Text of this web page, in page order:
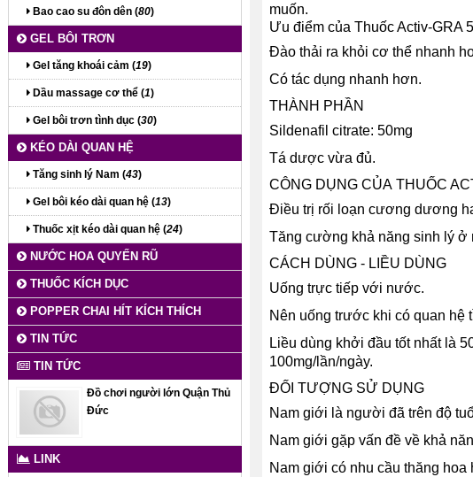
muốn.
Ưu điểm của Thuốc Activ-GRA
Đào thải ra khỏi cơ thể nhanh
Có tác dụng nhanh hơn.
THÀNH PHẦN
Sildenafil citrate: 50mg
Tá dược vừa đủ.
CÔNG DỤNG CỦA THUỐC
Điều trị rối loạn cương dương
Tăng cường khả năng sinh lý ở
CÁCH DÙNG - LIỀU DÙNG
Uống trực tiếp với nước.
Nên uống trước khi có quan hệ
Liều dùng khởi đầu tốt nhất là
100mg/lần/ngày.
ĐỐI TƯỢNG SỬ DỤNG
Nam giới là người đã trên độ
Nam giới gặp vấn đề về khả
Nam giới có nhu cầu thăng
Bao cao su đôn dên (80)
GEL BÔI TRƠN
Gel tăng khoái cảm (19)
Dầu massage cơ thể (1)
Gel bôi trơn tình dục (30)
KÉO DÀI QUAN HỆ
Tăng sinh lý Nam (43)
Gel bôi kéo dài quan hệ (13)
Thuốc xịt kéo dài quan hệ (24)
NƯỚC HOA QUYẾN RŨ
THUỐC KÍCH DỤC
POPPER CHAI HÍT KÍCH THÍCH
TIN TỨC
TIN TỨC
Đồ chơi người lớn Quận Thủ
Đức
LINK